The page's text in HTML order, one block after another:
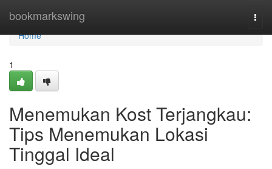
bookmarkswing
Home
Home
1
Menemukan Kost Terjangkau:
Tips Menemukan Lokasi
Tinggal Ideal